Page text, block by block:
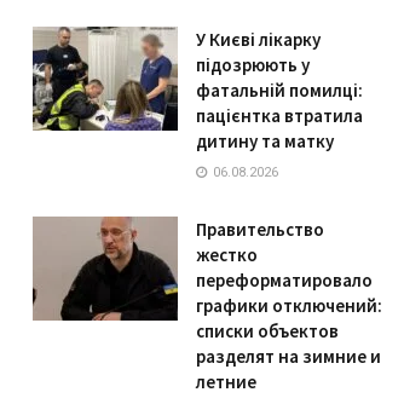
У Києві лікарку
підозрюють у
фатальній помилці:
пацієнтка втратила
дитину та матку
06.08.2026
Правительство
жестко
переформатировало
графики отключений:
списки объектов
разделят на зимние и
летние